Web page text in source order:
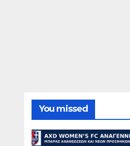
You missed